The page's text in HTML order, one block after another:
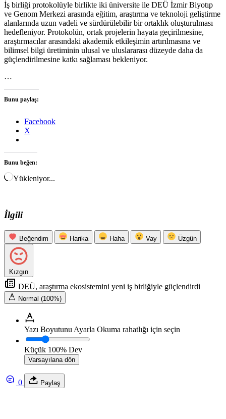
İş birliği protokolüyle birlikte iki üniversite ile DEÜ İzmir Biyotıp
ve Genom Merkezi arasında eğitim, araştırma ve teknoloji geliştirme
alanlarında uzun vadeli ve sürdürülebilir bir ortaklık oluşturulması
hedefleniyor. Protokolün, ortak projelerin hayata geçirilmesine,
araştırmacılar arasındaki akademik etkileşimin artırılmasına ve
bilimsel bilgi üretiminin ulusal ve uluslararası düzeyde daha da
güçlendirilmesine katkı sağlaması bekleniyor.
…
Bunu paylaş:
Facebook
X
Bunu beğen:
Yükleniyor...
İlgili
Beğendim Harika Haha Vay Üzgün
Kızgın
DEÜ, araştırma ekosistemini yeni iş birliğiyle güçlendirdi
Normal (100%)
Yazı Boyutunu Ayarla Okuma rahatlığı için seçin
Küçük 100% Dev
Varsayılana dön
0 Paylaş